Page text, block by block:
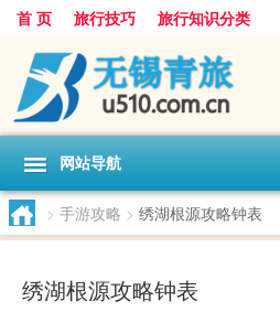
首 页 旅行技巧 旅行知识分类
网站导航
> 手游攻略 > 绣湖根源攻略钟表
绣湖根源攻略钟表